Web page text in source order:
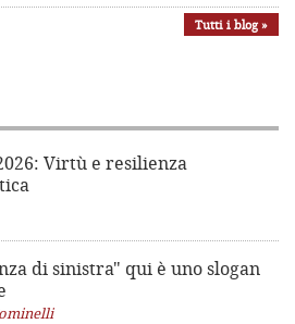
Tutti i blog »
Virtù e resilienza
di sinistra" qui è uno slogan